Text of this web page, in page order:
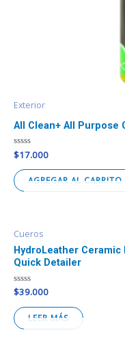
Exterior
All Clean+ All Purpose
Valorado
en
0
de
5
$17.000
AGREGAR AL CARRITO
Cueros
HydroLeather
Quick Detailer
Valorado
en
0
de
5
$39.000
LEER MÁS